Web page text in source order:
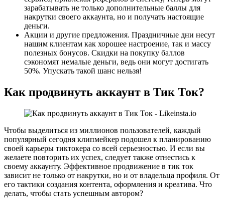
зарабатывать не только дополнительные баллы для
накрутки своего аккаунта, но и получать настоящие
деньги.
Акции и другие предложения. Праздничные дни несут
нашим клиентам как хорошее настроение, так и массу
полезных бонусов. Скидки на покупку баллов
сэкономят немалые деньги, ведь они могут достигать
50%. Упускать такой шанс нельзя!
Как продвинуть аккаунт в Тик Ток?
Чтобы выделиться из миллионов пользователей, каждый
популярный сегодня клипмейкер подошел к планированию
своей карьеры тиктокера со всей серьезностью. И если вы
желаете повторить их успех, следует также отнестись к
своему аккаунту. Эффективное продвижение в тик ток
зависит не только от накрутки, но и от владельца профиля. От
его тактики создания контента, оформления и креатива. Что
делать, чтобы стать успешным автором?